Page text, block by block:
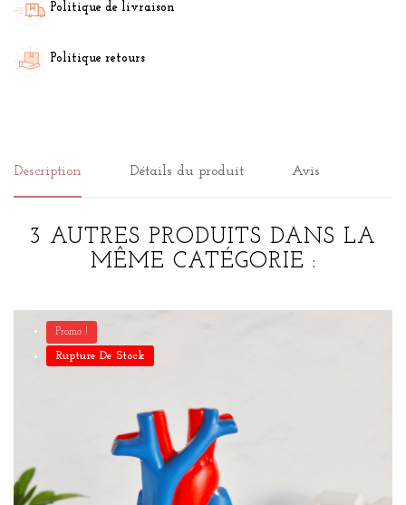
Politique de livraison
Politique retours
Description Détails du produit Avis
3 AUTRES PRODUITS DANS LA
MÊME CATÉGORIE :
Promo !
Rupture De Stock